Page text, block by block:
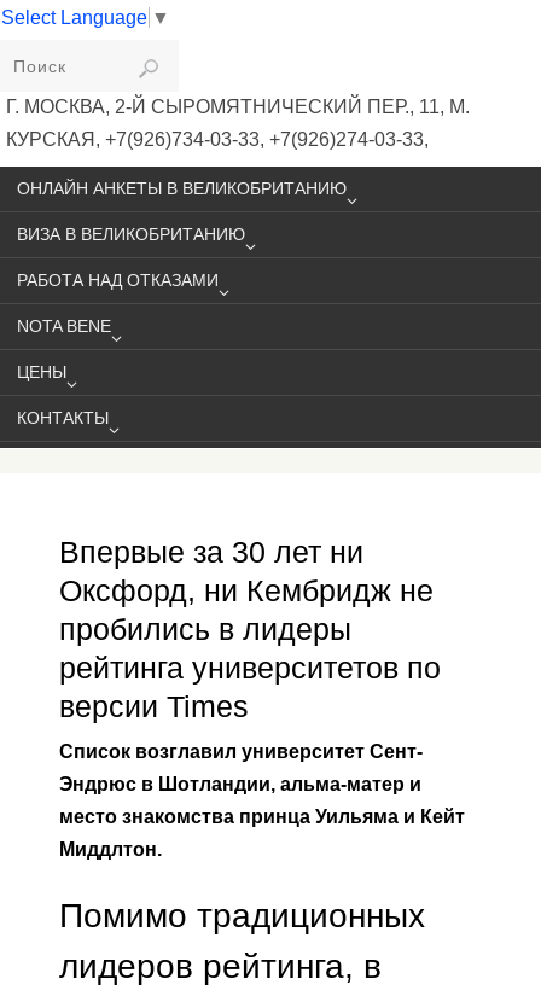
Select Language ▼
VIKIVISA
Г. МОСКВА, 2-Й СЫРОМЯТНИЧЕСКИЙ ПЕР., 11, М.
КУРСКАЯ, +7(926)734-03-33, +7(926)274-03-33,
VISA@VIKIVISA.RU
ОНЛАЙН АНКЕТЫ В ВЕЛИКОБРИТАНИЮ
ВИЗА В ВЕЛИКОБРИТАНИЮ
РАБОТА НАД ОТКАЗАМИ
NOTA BENE
ЦЕНЫ
КОНТАКТЫ
Впервые за 30 лет ни
Оксфорд, ни Кембридж не
пробились в лидеры
рейтинга университетов по
версии Times
Список возглавил университет Сент-
Эндрюс в Шотландии, альма-матер и
место знакомства принца Уильяма и Кейт
Миддлтон.
Помимо традиционных
лидеров рейтинга, в